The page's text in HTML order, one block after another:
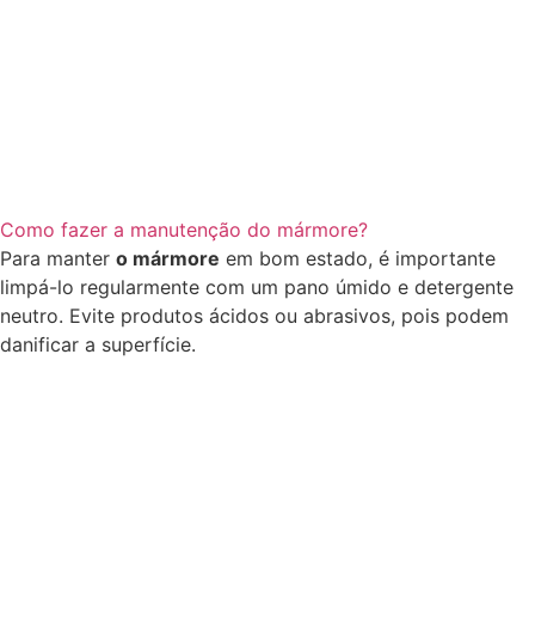
Como fazer a manutenção do mármore?
Para manter o mármore em bom estado, é importante
limpá-lo regularmente com um pano úmido e detergente
neutro. Evite produtos ácidos ou abrasivos, pois podem
danificar a superfície.